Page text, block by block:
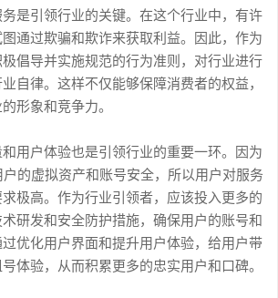
是引领行业的关键。在这个行业中，有许
通过欺骗和欺诈来获取利益。因此，作为
倡导并实施规范的行为准则，对行业进行
自律。这样不仅能够保障消费者的权益，
形象和竞争力。
用户体验也是引领行业的重要一环。因为
的虚拟资产和账号安全，所以用户对服务
极高。作为行业引领者，应该投入更多的
研发和安全防护措施，确保用户的账号和
优化用户界面和提升用户体验，给用户带
体验，从而积累更多的忠实用户和口碑。